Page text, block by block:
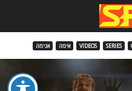
SERIES
VIDEOS אימה אנימה